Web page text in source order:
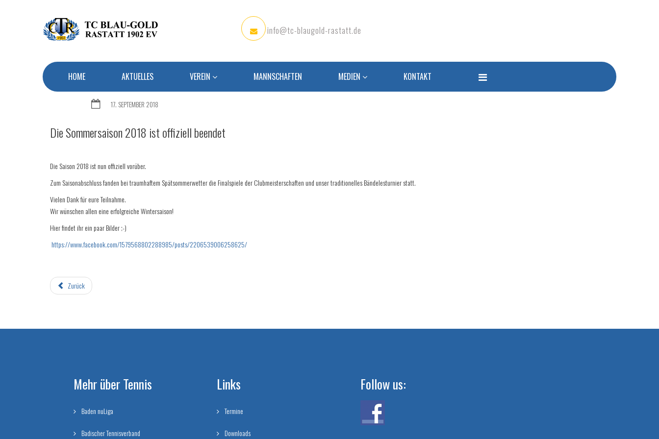
info@tc-blaugold-rastatt.de
HOME AKTUELLES VEREIN MANNSCHAFTEN MEDIEN KONTAKT
17. SEPTEMBER 2018
Die Sommersaison 2018 ist offiziell beendet
Die Saison 2018 ist nun offiziell vorüber.
Zum Saisonabschluss fanden bei traumhaftem Spätsommerwetter die Finalspiele der Clubmeisterschaften und unser traditionelles Bändelesturnier statt.
Vielen Dank für eure Teilnahme.
Wir wünschen allen eine erfolgreiche Wintersaison!
Hier findet ihr ein paar Bilder ;-)
https://www.facebook.com/1579568802288985/posts/2206539006258625/
Zurück
Mehr über Tennis
Baden nuLiga
Badischer Tennisverband
Links
Termine
Downloads
Follow us: